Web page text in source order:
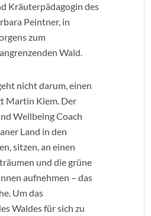
Kräuterpädagogin des
Peintner, in
zum
Wald.
nicht darum, einen
Martin Kiem. Der
Wellbeing Coach
Land in den
sitzen, an einen
und die grüne
aufnehmen – das
Um das
Waldes für sich zu